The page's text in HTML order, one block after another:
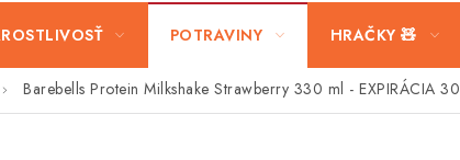
POTRAVINY HRAČKY 🧸
Barebells Protein Milkshake Strawberry 330 ml - EXPIRÁCIA